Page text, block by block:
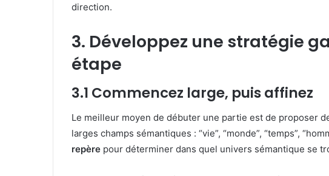
direction.
3. Développez une stratégie
étape
3.1 Commencez large, puis affinez
Le meilleur moyen de débuter une partie est de proposer
larges champs sémantiques : “vie”, “monde”, “temps”,
repère pour déterminer dans quel univers sémantique se